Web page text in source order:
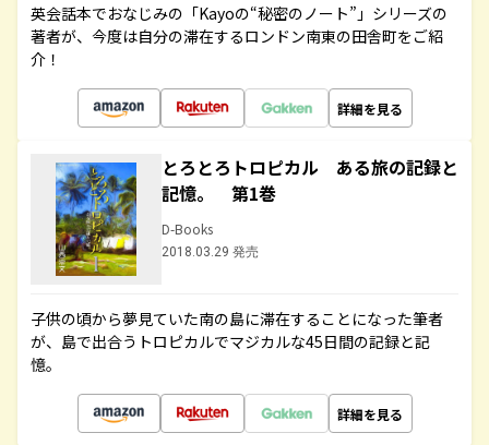
英会話本でおなじみの「Kayoの“秘密のノート”」シリーズの
著者が、今度は自分の滞在するロンドン南東の田舎町をご紹
介！
詳細を見る
とろとろトロピカル ある旅の記録と
記憶。 第1巻
D-Books
2018.03.29 発売
子供の頃から夢見ていた南の島に滞在することになった筆者
が、島で出合うトロピカルでマジカルな45日間の記録と記
憶。
詳細を見る